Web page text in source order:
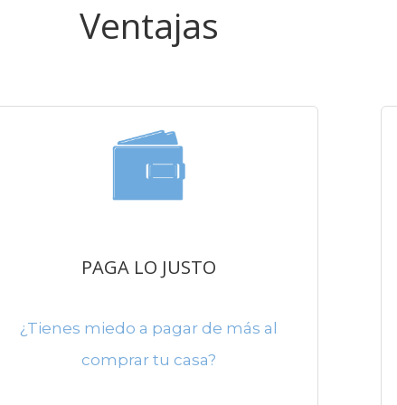
Ventajas
PAGA LO JUSTO
¿Tienes miedo a pagar de más al
comprar tu casa?